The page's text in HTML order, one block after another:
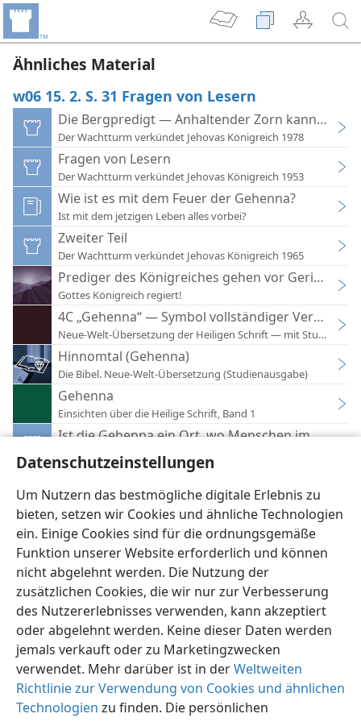
Datenschutzeinstellungen
Um Nutzern das bestmögliche digitale Erlebnis zu
bieten, setzen wir Cookies und ähnliche Technologien
ein. Einige Cookies sind für die ordnungsgemäße
Funktion unserer Website erforderlich und können
nicht abgelehnt werden. Die Nutzung der
zusätzlichen Cookies, die wir nur zur Verbesserung
des Nutzererlebnisses verwenden, kann akzeptiert
oder abgelehnt werden. Keine dieser Daten werden
jemals verkauft oder zu Marketingzwecken
verwendet. Mehr darüber ist in derWeltweiten
Richtlinie zur Verwendung von Cookies und ähnlichen
Technologien zu finden. Die persönlichen
Ähnliches Material
w06 15. 2. S. 31 Fragen von Lesern
Die Bergpredigt — Anhaltender Zorn kann
Der Wachtturm verkündet Jehovas Königreich 1978
Fragen von Lesern
Der Wachtturm verkündet Jehovas Königreich 1953
Wie ist es mit dem Feuer der Gehenna?
Ist mit dem jetzigen Leben alles vorbei?
Zweiter Teil
Der Wachtturm verkündet Jehovas Königreich 1965
Prediger des Königreiches gehen vor Gericht
Gottes Königreich regiert!
4C „Gehenna“ — Symbol vollständiger
Neue-Welt-Übersetzung der Heiligen Schrift — mit
Hinnomtal (Gehenna)
Die Bibel. Neue-Welt-Übersetzung (Studienausgabe)
Gehenna
Einsichten über die Heilige Schrift, Band 1
Ist die Gehenna ein Ort, wo Menschen im Feuer
Der Wachtturm verkündigt Jehovas Königreich 2011
Matthäus, Kapitel 5 bis 7
Weisheit aus den Heiligen Schriften
Deutsch Einstellungen
Copyright© 2026 Watch Tower Bible and Tract Society of Pennsylvania
Nutzungsbedingungen
Datenschutzerklärung
Datenschutzeinstellungen
JW.ORG Anmelden